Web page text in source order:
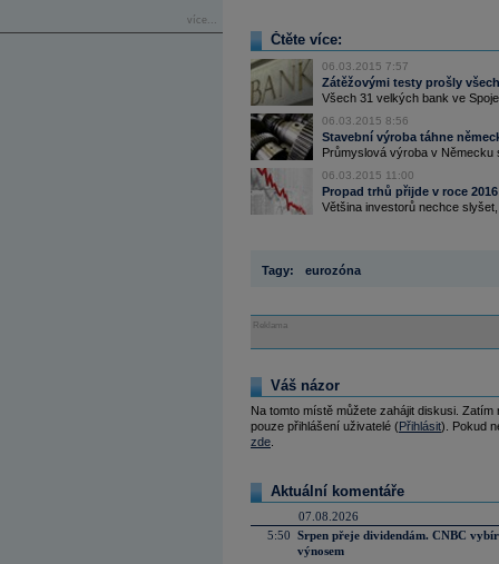
více...
Čtěte více:
06.03.2015 7:57
Zátěžovými testy prošly
Všech 31 velkých bank ve
06.03.2015 8:56
Stavební výroba táhne
Průmyslová výroba v Německu
06.03.2015 11:00
Propad trhů přijde v roce 2016
Většina investorů nechce
Tagy: eurozóna
Reklama
Váš názor
Na tomto místě můžete zahájit diskusi.
pouze přihlášení uživatelé (Přihlásit). Pokud
zde
Aktuální komentáře
07.08.2026
5:50 Srpen přeje dividendám. CNBC
výnosem